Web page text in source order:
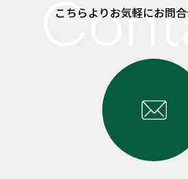
こちらよりお気軽にお問合